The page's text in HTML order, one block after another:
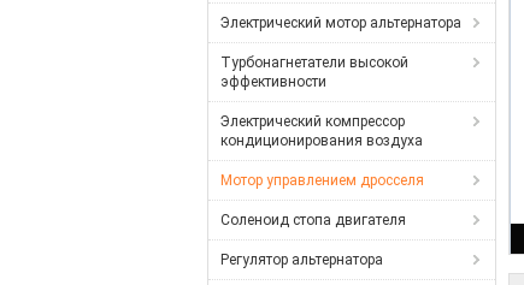
Электрический мотор альтернатора
Турбонагнетатели высокой
эффективности
Электрический компрессор
кондиционирования воздуха
Мотор управлением дросселя
Соленоид стопа двигателя
Регулятор альтернатора